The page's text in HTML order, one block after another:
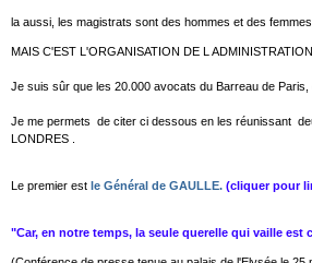
la aussi, les magistrats sont des hommes et des
MAIS C'EST L'ORGANISATION DE L
Je suis sûr que les 20.000 avocats du Barreau de
Je me permets de citer ci dessous en les réunissant
LONDRES .
Le premier est le Général de GAULLE. (cliquer pour
"Car, en notre temps, la seule querelle qui vaille